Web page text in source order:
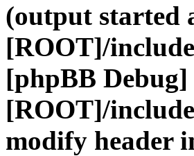
(output started
[ROOT]/
[phpBB
[ROOT]/
modify header